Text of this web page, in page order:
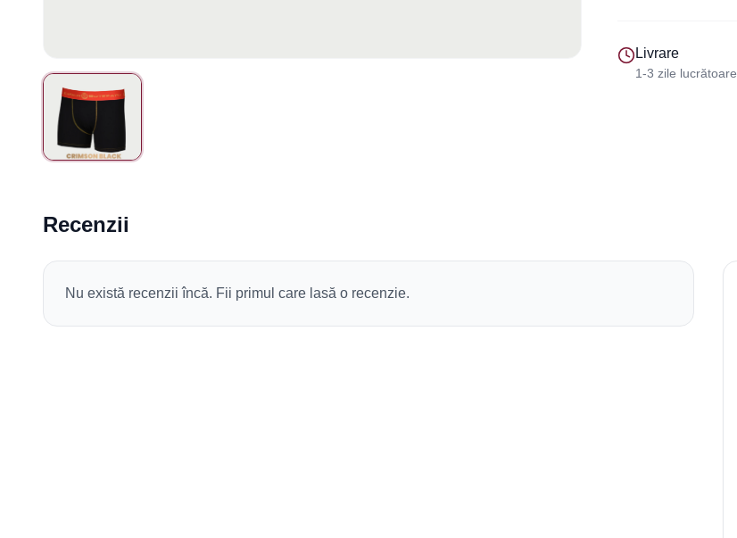
Livrare
1-3 zile lucrătoare
Recenzii
Nu există recenzii încă. Fii primul care lasă o recenzie.